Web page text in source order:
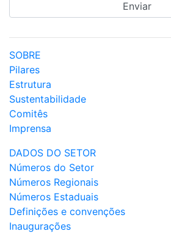
SOBRE
Pilares
Estrutura
Sustentabilidade
Comitês
Imprensa
DADOS DO SETOR
Números do Setor
Números Regionais
Números Estaduais
Definições e convenções
Inaugurações